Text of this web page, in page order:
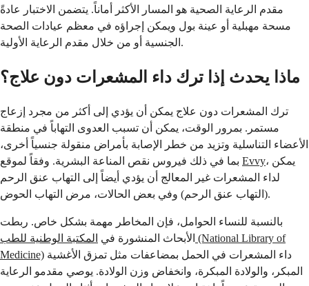
مقدم الرعاية الصحية هو المسار الأكثر أماناً. يتضمن الاختبار عادةً
مسحة مهبلية أو عينة بول ويمكن إجراؤه في معظم عيادات الصحة
الجنسية أو من خلال مقدم الرعاية الأولية.
ماذا يحدث إذا ترك داء المشعرات دون علاج؟
ترك المشعرات دون علاج يمكن أن يؤدي إلى أكثر من مجرد إزعاج
مستمر. بمرور الوقت، يمكن أن تسبب العدوى التهاباً في منطقة
الأعضاء التناسلية وتزيد من خطر الإصابة بأمراض منقولة جنسياً أخرى،
Evvy، يمكن
لداء المشعرات غير المعالج أن يؤدي أيضاً إلى التهاب عنق الرحم
(التهاب عنق الرحم) وفي بعض الحالات، مرض التهاب الحوض.
بالنسبة للنساء الحوامل، فإن المخاطر مهمة بشكل خاص. ربطت
الأبحاث المنشورة في المكتبة الوطنية للطب (National Library of
Medicine)
المبكر، والولادة المبكرة، وانخفاض وزن الولادة. يوصي مقدمو الرعاية